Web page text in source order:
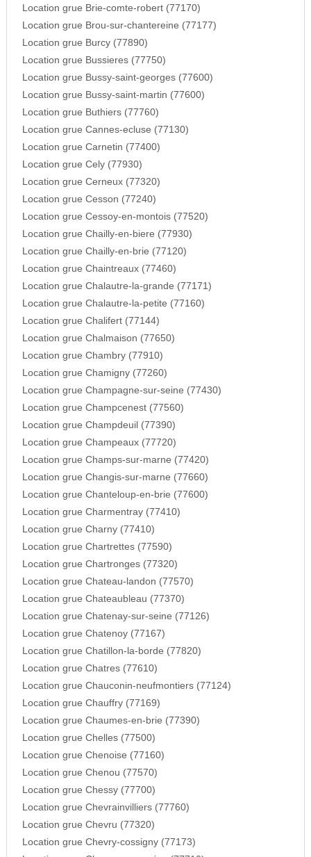
Location grue Brie-comte-robert (77170)
Location grue Brou-sur-chantereine (77177)
Location grue Burcy (77890)
Location grue Bussieres (77750)
Location grue Bussy-saint-georges (77600)
Location grue Bussy-saint-martin (77600)
Location grue Buthiers (77760)
Location grue Cannes-ecluse (77130)
Location grue Carnetin (77400)
Location grue Cely (77930)
Location grue Cerneux (77320)
Location grue Cesson (77240)
Location grue Cessoy-en-montois (77520)
Location grue Chailly-en-biere (77930)
Location grue Chailly-en-brie (77120)
Location grue Chaintreaux (77460)
Location grue Chalautre-la-grande (77171)
Location grue Chalautre-la-petite (77160)
Location grue Chalifert (77144)
Location grue Chalmaison (77650)
Location grue Chambry (77910)
Location grue Chamigny (77260)
Location grue Champagne-sur-seine (77430)
Location grue Champcenest (77560)
Location grue Champdeuil (77390)
Location grue Champeaux (77720)
Location grue Champs-sur-marne (77420)
Location grue Changis-sur-marne (77660)
Location grue Chanteloup-en-brie (77600)
Location grue Charmentray (77410)
Location grue Charny (77410)
Location grue Chartrettes (77590)
Location grue Chartronges (77320)
Location grue Chateau-landon (77570)
Location grue Chateaubleau (77370)
Location grue Chatenay-sur-seine (77126)
Location grue Chatenoy (77167)
Location grue Chatillon-la-borde (77820)
Location grue Chatres (77610)
Location grue Chauconin-neufmontiers (77124)
Location grue Chauffry (77169)
Location grue Chaumes-en-brie (77390)
Location grue Chelles (77500)
Location grue Chenoise (77160)
Location grue Chenou (77570)
Location grue Chessy (77700)
Location grue Chevrainvilliers (77760)
Location grue Chevru (77320)
Location grue Chevry-cossigny (77173)